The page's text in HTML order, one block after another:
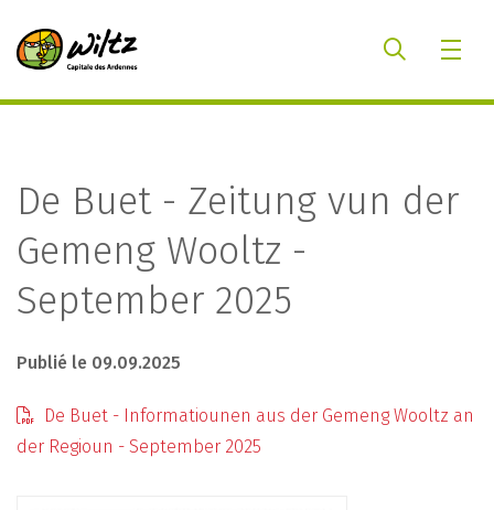
De Buet - Zeitung vun der
Gemeng Wooltz -
September 2025
Publié le 09.09.2025
De Buet - Informatiounen aus der Gemeng Wooltz an
der Regioun - September 2025